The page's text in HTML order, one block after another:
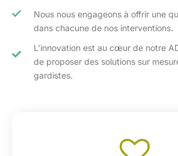
Nous nous engageons à offrir une
dans chacune de nos interventions.
L'innovation est au cœur de notre
de proposer des solutions sur
gardistes.